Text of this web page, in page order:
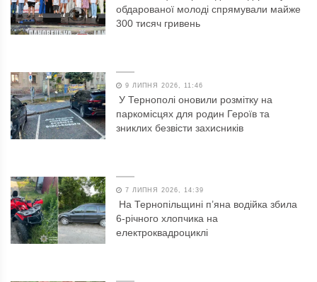
обдарованої молоді спрямували майже
300 тисяч гривень
9 ЛИПНЯ 2026, 11:46
У Тернополі оновили розмітку на
паркомісцях для родин Героїв та
зниклих безвісти захисників
7 ЛИПНЯ 2026, 14:39
На Тернопільщині п’яна водійка збила
6-річного хлопчика на
електроквадроциклі